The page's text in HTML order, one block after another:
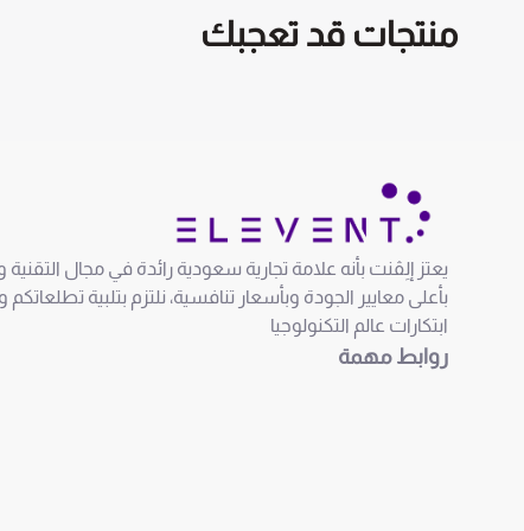
منتجات قد تعجبك
يعتز إلِڤنت بأنه علامة تجارية سعودية رائدة في مجال
بأعلى معايير الجودة وبأسعار تنافسية، نلتزم بتلبية
ابتكارات عالم التكنولوجيا
روابط مهمة